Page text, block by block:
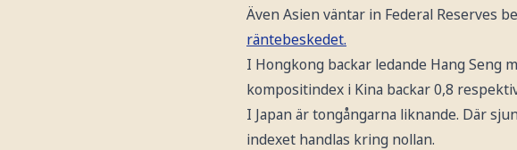
Även Asien väntar in Federal Reserves
räntebeskedet.
I Hongkong backar ledande Hang Seng
kompositindex i Kina backar 0,8
I Japan är tongångarna liknande. Där
indexet handlas kring nollan.